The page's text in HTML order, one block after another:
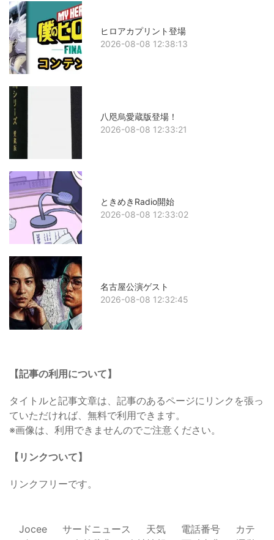
ヒロアカプリント登場
2026-08-08 12:38:13
八咫烏愛蔵版登場！
2026-08-08 12:33:21
ときめきRadio開始
2026-08-08 12:33:02
名古屋公演ゲスト
2026-08-08 12:32:45
【記事の利用について】
タイトルと記事文章は、記事のあるページにリンクを張っ
ていただければ、無料で利用できます。
※画像は、利用できませんのでご注意ください。
【リンクついて】
リンクフリーです。
Jocee サードニュース 天気 電話番号
カテ